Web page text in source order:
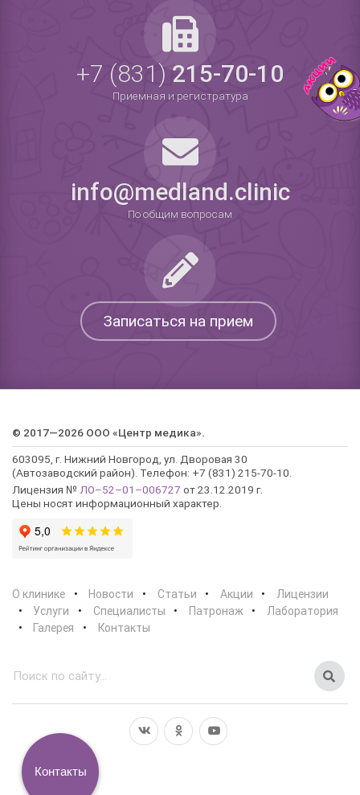
+7 (831)215-70-10
Приемная и регистратура
info@medland.clinic
По общим вопросам
Записаться на прием
© 2017—2026 ООО «Центр медика».
603095, г. Нижний Новгород, ул. Дворовая 30
(Автозаводский район). Телефон: +7 (831) 215-70-10.
Лицензия № ЛО–52–01–006727 от 23.12.2019 г.
Цены носят информационный характер.
О клинике Новости Статьи Акции
Лицензии
Услуги
Специалисты Патронаж
Лаборатория
Галерея
Контакты
Контакты